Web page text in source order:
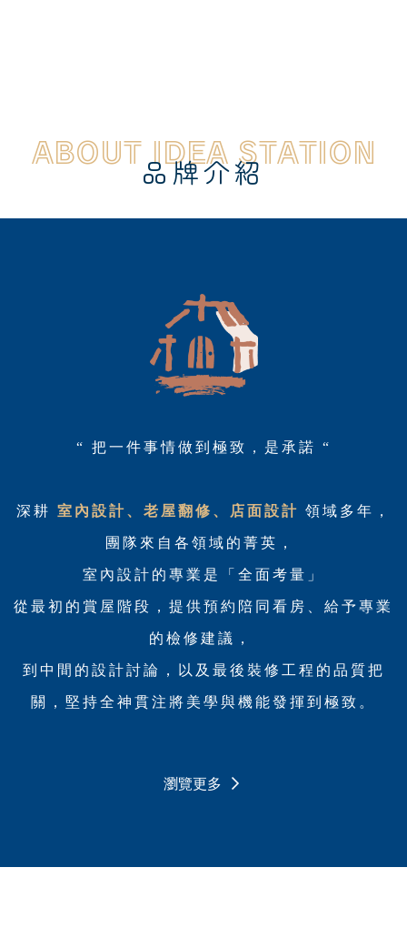
ABOUT IDEA STATION
品牌介紹
“ 把一件事情做到極致，是承諾 “
深耕 室內設計、老屋翻修、 店面設計 領域多年，
團隊來自各領域的菁英，
室內設計的專業是「全面考量」
從最初的賞屋階段，提供預約陪同看房、給予專業
的檢修建議，
到中間的設計討論，以及最後裝修工程的品質把
關，堅持全神貫注將美學與機能發揮到極致。
瀏覽更多